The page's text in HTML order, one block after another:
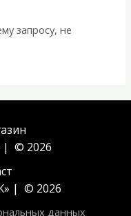
запросу, не
| © 2026
» | © 2026
данных